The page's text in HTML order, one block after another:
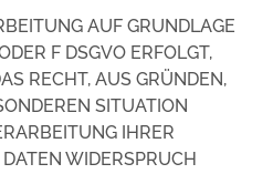
AUF GRUNDLAGE
F DSGVO ERFOLGT,
RECHT, AUS GRÜNDEN,
SITUATION
IHRER
WIDERSPRUCH